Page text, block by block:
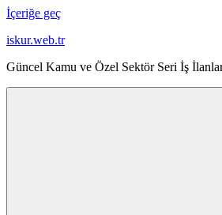
İçeriğe geç
iskur.web.tr
Güncel Kamu ve Özel Sektör Seri İş